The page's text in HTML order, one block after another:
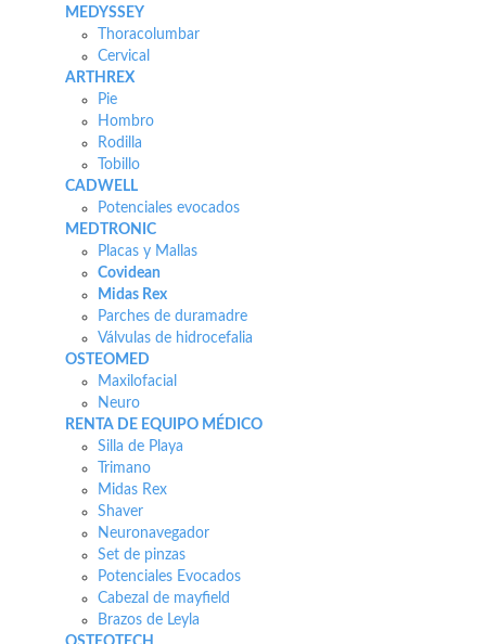
MEDYSSEY
Thoracolumbar
Cervical
ARTHREX
Pie
Hombro
Rodilla
Tobillo
CADWELL
Potenciales evocados
MEDTRONIC
Placas y Mallas
Covidean
Midas Rex
Parches de duramadre
Válvulas de hidrocefalia
OSTEOMED
Maxilofacial
Neuro
RENTA DE EQUIPO MÉDICO
Silla de Playa
Trimano
Midas Rex
Shaver
Neuronavegador
Set de pinzas
Potenciales Evocados
Cabezal de mayfield
Brazos de Leyla